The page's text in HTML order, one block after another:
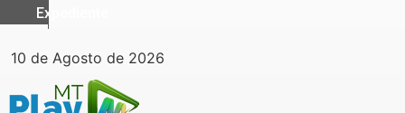
Expediente
10 de Agosto de 2026